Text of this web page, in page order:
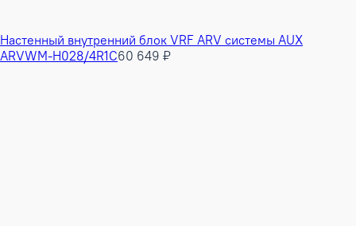
Настенный внутренний блок VRF ARV системы AUX
ARVWM-H028/4R1C60 649 ₽